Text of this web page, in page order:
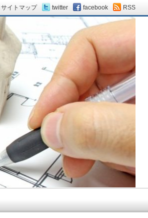
サイトマップ twitter facebook RSS